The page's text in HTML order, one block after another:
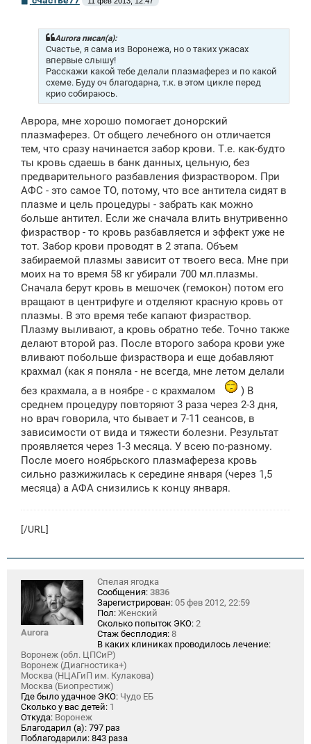
о
Aurora писал(а):
Счастье, я сама из Воронежа, но о таких ужасах
впервые слышу!
Расскажи какой тебе делали плазмаферез и по какой
схеме. Буду оч благодарна, т.к. в этом цикле перед
крио собираюсь.
Аврора, мне хорошо помогает донорский
плазмаферез. От общего лечебного он отличается
тем, что сразу начинается забор крови. Т.е. как-будто
ты кровь сдаешь в банк данных, цельную, без
предварительного разбавления физраствором. При
АФС - это самое ТО, потому, что все антитела сидят в
плазме и цель процедуры - забрать как можно
больше антител. Если же сначала влить внутривенно
физраствор - то кровь разбавляется и эффект уже не
тот. Забор крови проводят в 2 этапа. Объем
забираемой плазмы зависит от твоего веса. Мне при
моих на то время 58 кг убирали 700 мл.плазмы.
Сначала берут кровь в мешочек (гемокон) потом его
вращают в центрифуге и отделяют красную кровь от
плазмы. В это время тебе капают физраствор.
Плазму выливают, а кровь обратно тебе. Точно также
делают второй раз. После второго забора крови уже
вливают побольше физраствора и еще добавляют
крахмал (как я поняла - не всегда, мне летом делали
без крахмала, а в ноябре - с крахмалом
) В
среднем процедуру повторяют 3 раза через 2-3 дня,
но врач говорила, что бывает и 7-11 сеансов, в
зависимости от вида и тяжести болезни. Результат
проявляется через 1-3 месяца. У всею по-разному.
После моего ноябрьского плазмафереза кровь
сильно разжижилась к середине января (через 1,5
месяца) а АФА снизились к концу января.
[/URL]
Aurora
Спелая ягодка
Сообщения: 3836
Зарегистрирован: 05 фев 2012, 22:59
Пол: Женский
Сколько попыток ЭКО: 2
Стаж бесплодия: 8
В каких клиниках проводилось лечение:
Воронеж (обл. ЦПСиР)
Воронеж (Диагностика+)
Москва (НЦАГиП им. Кулакова)
Москва (Биопрестиж)
Где было удачное ЭКО: Чудо ЕБ
Сколько у вас детей: 1
Откуда: Воронеж
Благодарил (а): 797 раз
Поблагодарили: 843 раза